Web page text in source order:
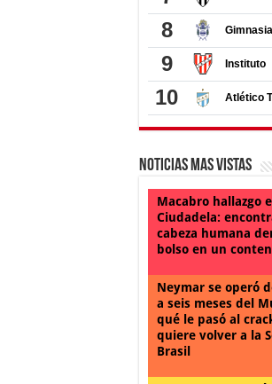
Noticias Mas Vistas
Macabro hallazgo
Ciudadela:
cabeza humana
bolso en un
Neymar se operó
a seis meses del
qué le pasó al
quiere volver a la
Brasil